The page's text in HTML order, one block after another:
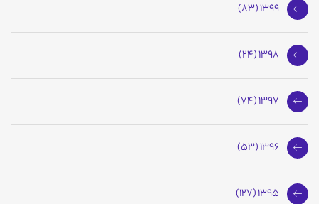
1399 (83)
1398 (24)
1397 (74)
1396 (53)
1395 (127)